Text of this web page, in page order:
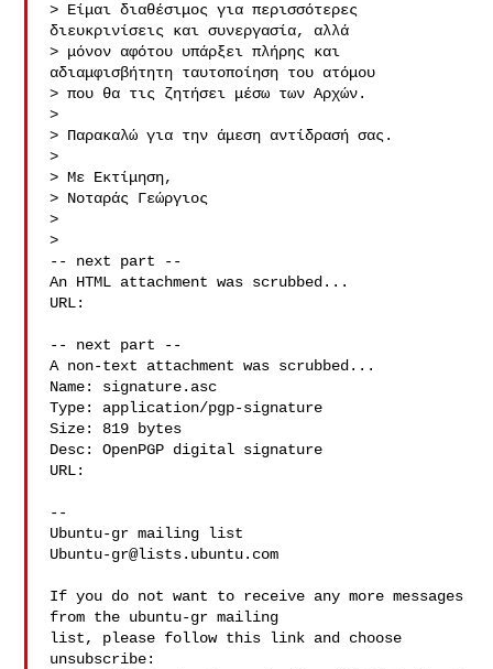
> Είμαι διαθέσιμος για περισσότερες
διευκρινίσεις και συνεργασία, αλλά
> μόνον αφότου υπάρξει πλήρης και
αδιαμφισβήτητη ταυτοποίηση του ατόμου
> που θα τις ζητήσει μέσω των Αρχών.
>
> Παρακαλώ για την άμεση αντίδρασή σας.
>
> Με Εκτίμηση,
> Νοταράς Γεώργιος
>
>
-- next part --
An HTML attachment was scrubbed...
-- next part --
A non-text attachment was scrubbed...
Name: signature.asc
Type: application/pgp-signature
Size: 819 bytes
Desc: OpenPGP digital signature
--
Ubuntu-gr@lists.ubuntu.com
If you do not want to receive any more messages
from the ubuntu-gr mailing
list, please follow this link and choose
unsubscribe: